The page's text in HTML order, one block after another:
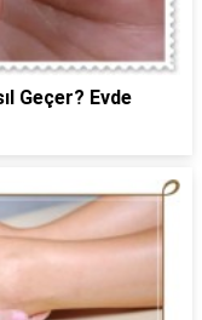
Geçer? Evde